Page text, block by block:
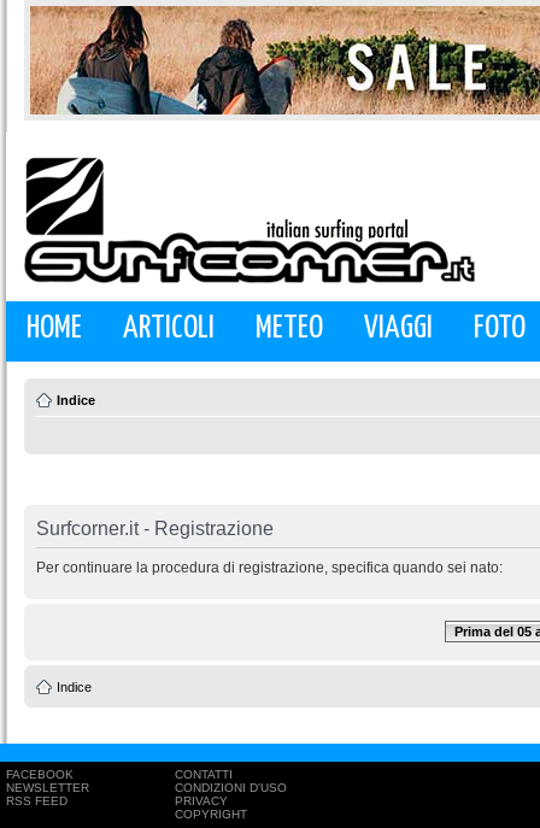
HOME ARTICOLI METEO VIAGGI FOTO
Indice
Surfcorner.it - Registrazione
Per continuare la procedura di registrazione, specifica quando sei nato:
Prima del 05
Indice
FACEBOOK
NEWSLETTER
RSS FEED
CONTATTI
CONDIZIONI D'USO
PRIVACY
COPYRIGHT